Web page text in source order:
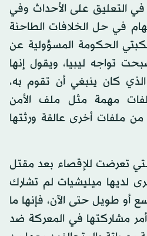
التعليق على الأحداث وفي
في حل الخلافات الطاحنة
الحكومة المسؤولية عن
تواجه ليبيا، ويقول إنها
كان ينبغي أن تقوم به،
مهمة مثل ملف الأمن
من ملفات أخرى عالقة ورثتها
تعرضت للإقصاء بعد مقتل
لديها ميليشيات لم تشارك
طويل حتى الآن، فإنها ما
مشاركتها في المعركة ضد